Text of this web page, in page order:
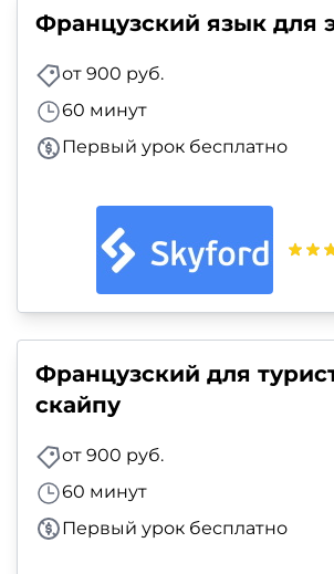
Французский язык для
от 900 руб.
60 минут
Первый урок бесплатно
Французский для
скайпу
от 900 руб.
60 минут
Первый урок бесплатно